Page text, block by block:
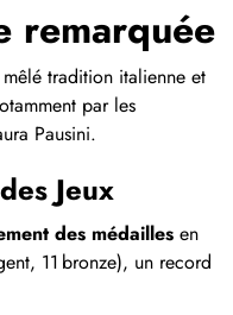
remarquée
tradition italienne et
par les
Pausini.
Jeux
des médailles en
11 bronze), un record